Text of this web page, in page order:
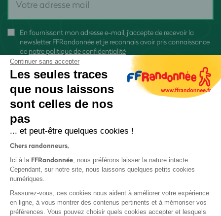
En fournissant mon adresse e-mail, j'accepte de recevoir la
newsletter FFRandonnée et je reconnais avoir pris connaissance
de notre politique de confidentialité
Protection des données
Politique de confidentialité
Continuer sans accepter
Les seules traces
que nous laissons
sont celles de nos
pas
... et peut-être quelques cookies !
Chers randonneurs,
Ici à la FFRandonnée, nous préférons laisser la nature intacte.
Cependant, sur notre site, nous laissons quelques petits cookies
numériques.
Rassurez-vous, ces cookies nous aident à améliorer votre expérience
en ligne, à vous montrer des contenus pertinents et à mémoriser vos
préférences. Vous pouvez choisir quels cookies accepter et lesquels